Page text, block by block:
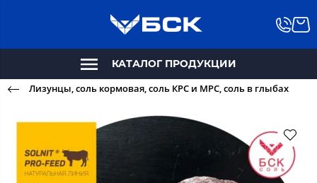
КАТАЛОГ ПРОДУКЦИИ
Лизунцы, соль кормовая, соль КРС и МРС, соль в глыбах